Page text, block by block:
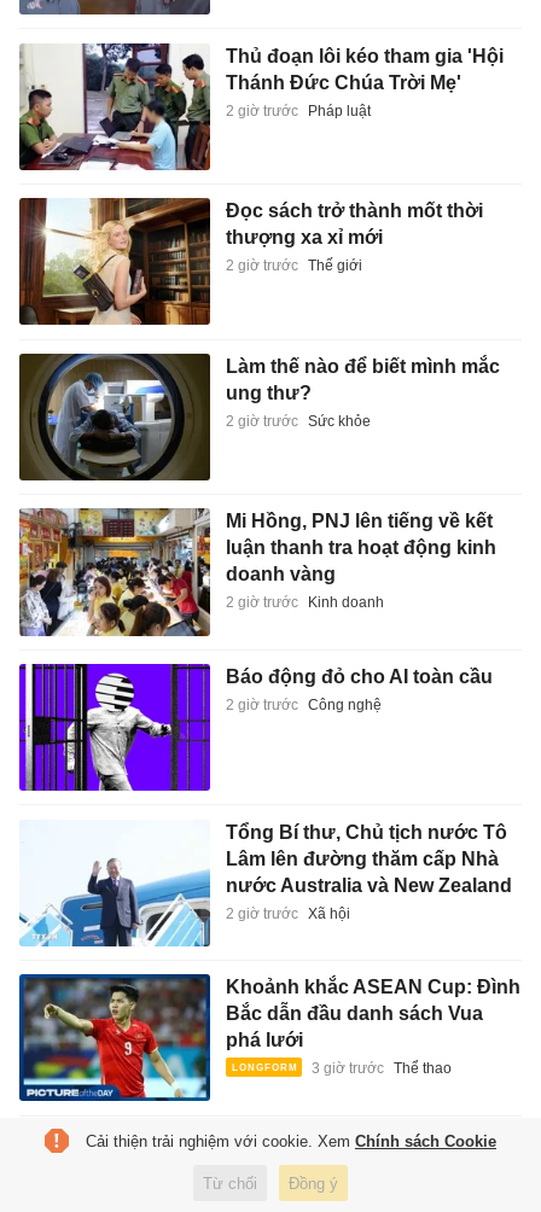
Thủ đoạn lôi kéo tham gia 'Hội
Thánh Đức Chúa Trời Mẹ'
2 giờ trước Pháp luật
Đọc sách trở thành mốt thời
thượng xa xỉ mới
2 giờ trước Thế giới
Làm thế nào để biết mình mắc
ung thư?
2 giờ trước Sức khỏe
Mi Hồng, PNJ lên tiếng về kết
luận thanh tra hoạt động kinh
doanh vàng
2 giờ trước Kinh doanh
Báo động đỏ cho AI toàn cầu
2 giờ trước Công nghệ
Tổng Bí thư, Chủ tịch nước Tô
Lâm lên đường thăm cấp Nhà
nước Australia và New Zealand
2 giờ trước Xã hội
Khoảnh khắc ASEAN Cup: Đình
Bắc dẫn đầu danh sách Vua
phá lưới
3 giờ trước Thể thao
Cú sốc của Hà An Huy
3 giờ trước Giải trí
Cải thiện trải nghiệm với cookie. Xem Chính sách Cookie
Từ chối Đồng ý